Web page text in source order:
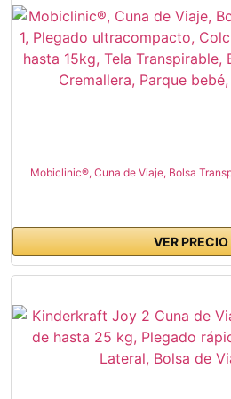
Mobiclinic®, Cuna de Viaje, Bolsa
VER PRECIO